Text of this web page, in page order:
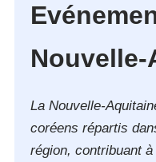
La Nouvelle-
coréens répartis
région, contribuant